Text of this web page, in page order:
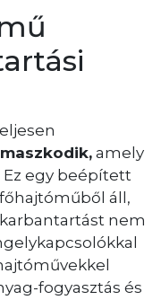
amely
egy beépített
áll,
nem
fogyasztás és